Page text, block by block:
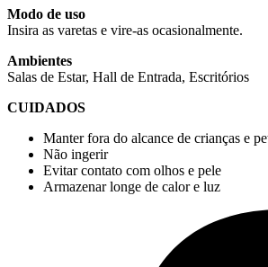
Modo de uso
Insira as varetas e vire-as ocasionalmente.
Ambientes
Salas de Estar, Hall de Entrada, Escritórios
CUIDADOS
Manter fora do alcance de crianças e
Não ingerir
Evitar contato com olhos e pele
Armazenar longe de calor e luz